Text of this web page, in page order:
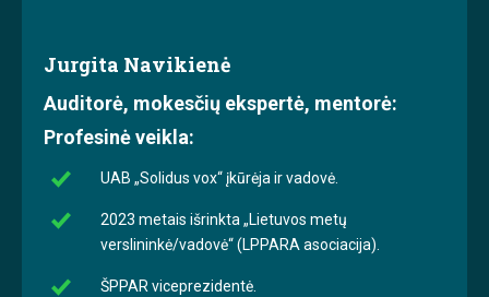
Jurgita Navikienė
Auditorė, mokesčių ekspertė, mentorė:
Profesinė veikla:
UAB „Solidus vox“ įkūrėja ir vadovė.
2023 metais išrinkta „Lietuvos metų
verslininkė/vadovė“ (LPPARA asociacija).
ŠPPAR viceprezidentė.